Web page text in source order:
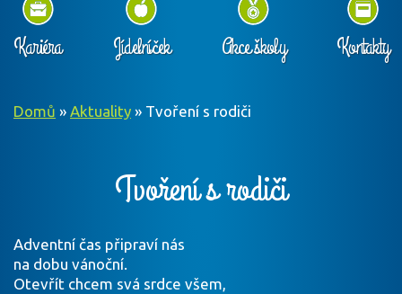
Kariéra Jídelníček Akce školy Kontakty
Domů » Aktuality » Tvoření s rodiči
Tvoření s rodiči
Adventní čas připraví nás
na dobu vánoční.
Otevřít chcem svá srdce všem,